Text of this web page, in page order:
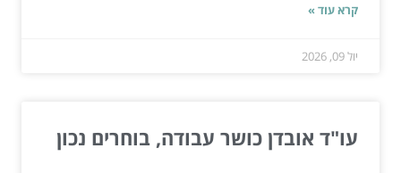
קרא עוד »
יול 09, 2026
עו"ד אובדן כושר עבודה, בוחרים נכון